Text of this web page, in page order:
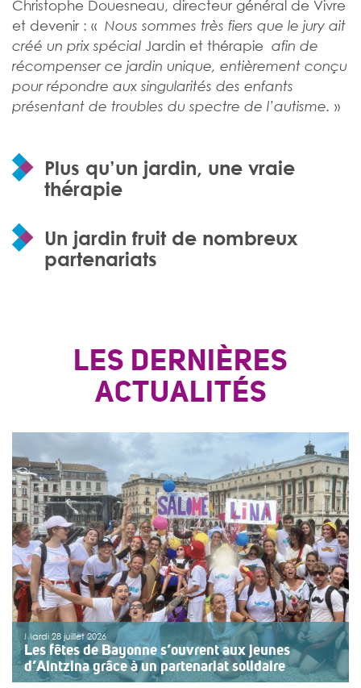
Christophe Douesneau, directeur général de Vivre
et devenir : « Nous sommes très fiers que le jury ait
créé un prix spécial Jardin et thérapie afin de
récompenser ce jardin unique, entièrement conçu
pour répondre aux singularités des enfants
présentant de troubles du spectre de l’autisme. »
Plus qu’un jardin, une vraie
thérapie
Un jardin fruit de nombreux
partenariats
LES DERNIÈRES
ACTUALITÉS
Mardi 28 juillet 2026
Les fêtes de Bayonne s’ouvrent aux jeunes
d’Aintzina grâce à un partenariat solidaire